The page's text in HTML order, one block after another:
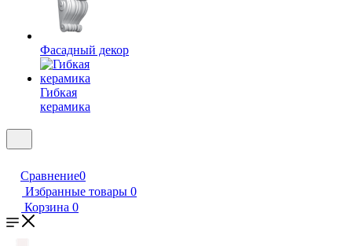
Фасадный декор
Гибкая
керамика
Сравнение0
Избранные товары 0
Корзина 0